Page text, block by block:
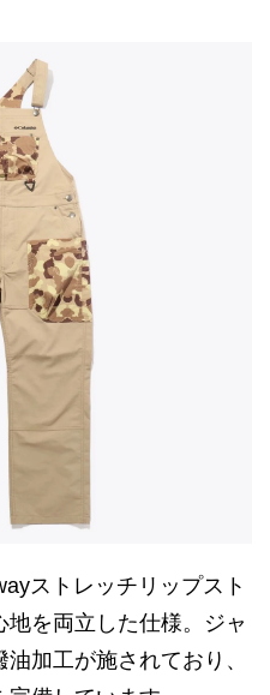
ストレッチリップスト
を両立した仕様。ジャ
加工が施されており、